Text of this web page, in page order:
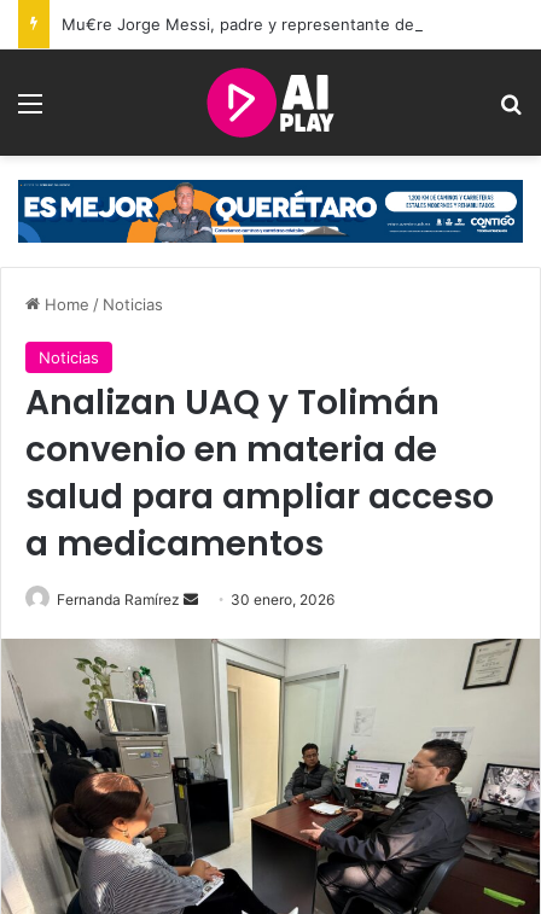
Menu
Home / Noticias
Noticias
Analizan UAQ y Tolimán
convenio en materia de
salud para ampliar acceso
a medicamentos
Fernanda Ramírez
Send
email
30 enero, 2026